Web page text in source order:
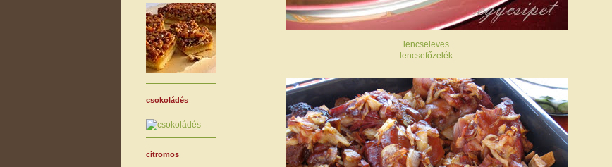
lencseleves
lencsefőzelék
csokoládés
citromos